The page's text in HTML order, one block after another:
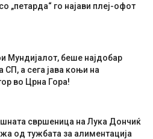
„петарда“ го најави плеј-офот
Мундијалот, беше најдобар
СП, а сега јава коњи на
во Црна Гора!
свршеница на Лука Дончиќ
од тужбата за алиментација